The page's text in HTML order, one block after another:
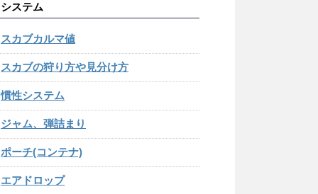
システム
スカブカルマ値
スカブの狩り方や見分け方
慣性システム
ジャム、弾詰まり
ポーチ(コンテナ)
エアドロップ